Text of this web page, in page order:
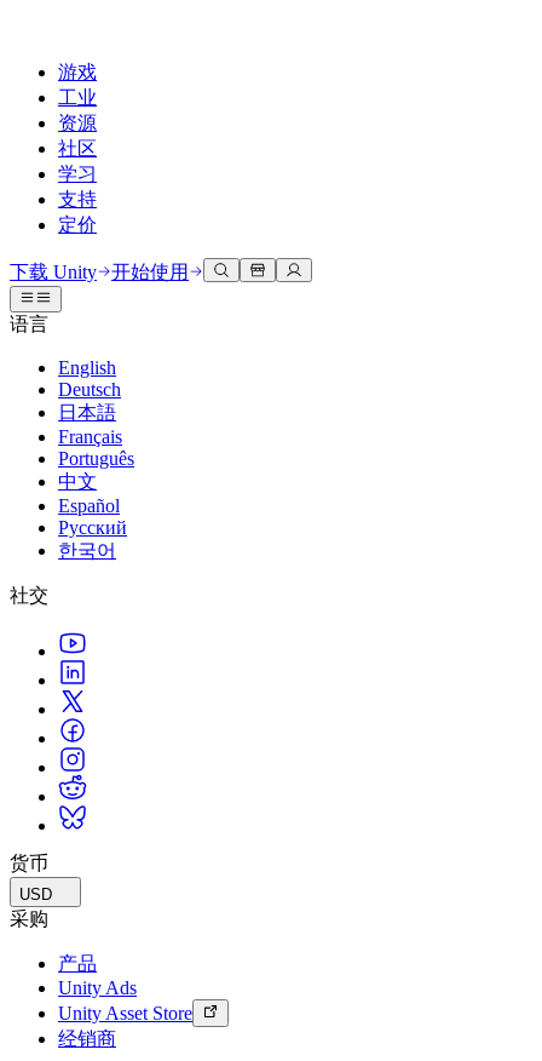
游戏
工业
资源
社区
学习
支持
定价
开发
Unity 引擎
为任何平台构建2D和3D游戏
协作
与团队协作并快速迭代
下载 Unity
计划和定价
部署
探索 Unity 支持的超过 25 个平台
常态化运营
游戏上线后的数据洞察与常态化运营
Grow
用户获取
被发现并获取移动用户
管理跨门店和D2C渠道的IAP（应用内购买）
商业化
通过 Unity 投放广告
使用案例
移动游戏
使用案例
3D协作
实时构建和审查3D项目
沉浸式培训
在沉浸式环境中培训
客户体验
创建互动3D体验
行业
实现运营卓越
零售
将店内体验转化为在线体验
汽车
提升创新能力和车内体验
查看所有行业
技术库
文档
官方用户手册和API参考
开发者工具
发布版本和问题跟踪器
路线图
查看即将推出的功能
技术术语库
案例分析
真实成功案例
最佳实践指南
专家提示和技巧
演示
演示、示例和构建模块
所有资源
新增功能
博客
更新、信息和技术提示
新闻
社区中心
讨论
讨论、解决问题和连接
事件
全球和本地活动
社区故事
Made with Unity
展示Unity创作者
直播活动
Unity奖项
庆祝全球的Unity创作者
适合每个级别
Unity Learn
免费掌握Unity技能
专业培训
通过Unity培训师提升您的团队
Unity新手
准备开始
开始您的学习
你是Unity 新手？开始您的旅程
使用指南
可操作的技巧和最佳实践
教育
对于学生
开启您的职业生涯
增强您的教学
教育资助许可证
认证
证明您的Unity精通
支持选项
获取帮助
帮助您在Unity中取得成功
成功计划
通过专家支持更快实现目标
常见问题解答
常见问题解答
联系我们
下载 Unity 开始使用
语言
English
Deutsch
日本語
Français
Português
中文
Español
Русский
한국어
社交
货币
USD
采购
产品
Unity Ads
Unity Asset Store
经销商